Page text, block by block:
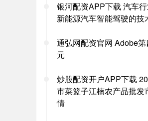
银河配资APP下载 汽车
新能源汽车智能驾驶的技
通弘网配资官网 Adobe
元
炒股配资开户APP下载
市菜篮子江楠农产品批
情